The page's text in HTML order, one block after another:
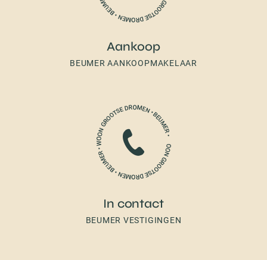
Aankoop
BEUMER AANKOOPMAKELAAR
In contact
BEUMER VESTIGINGEN